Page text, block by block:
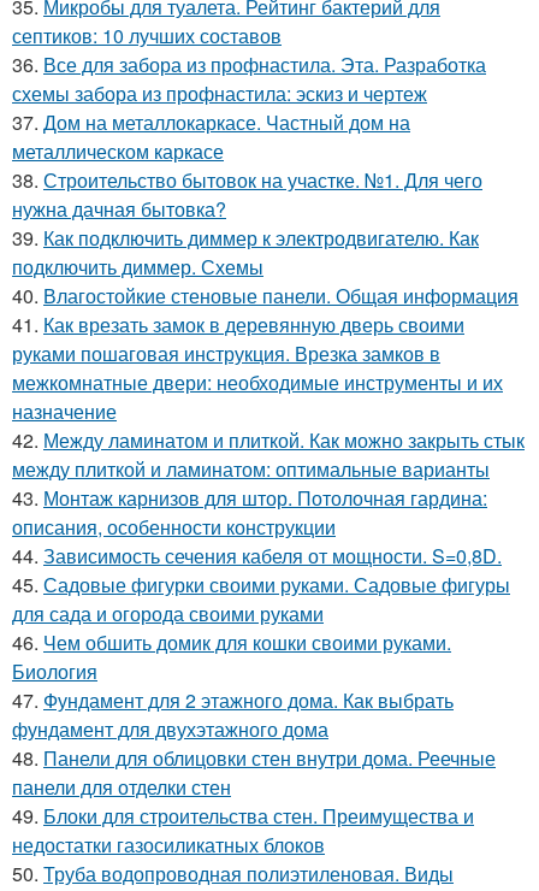
35. Микробы для туалета. Рейтинг бактерий для
септиков: 10 лучших составов
36. Все для забора из профнастила. Эта. Разработка
схемы забора из профнастила: эскиз и чертеж
37. Дом на металлокаркасе. Частный дом на
металлическом каркасе
38. Строительство бытовок на участке. №1. Для чего
нужна дачная бытовка?
39. Как подключить диммер к электродвигателю. Как
подключить диммер. Схемы
40. Влагостойкие стеновые панели. Общая информация
41. Как врезать замок в деревянную дверь своими
руками пошаговая инструкция. Врезка замков в
межкомнатные двери: необходимые инструменты и их
назначение
42. Между ламинатом и плиткой. Как можно закрыть стык
между плиткой и ламинатом: оптимальные варианты
43. Монтаж карнизов для штор. Потолочная гардина:
описания, особенности конструкции
44. Зависимость сечения кабеля от мощности. S=0,8D.
45. Садовые фигурки своими руками. Садовые фигуры
для сада и огорода своими руками
46. Чем обшить домик для кошки своими руками.
Биология
47. Фундамент для 2 этажного дома. Как выбрать
фундамент для двухэтажного дома
48. Панели для облицовки стен внутри дома. Реечные
панели для отделки стен
49. Блоки для строительства стен. Преимущества и
недостатки газосиликатных блоков
50. Труба водопроводная полиэтиленовая. Виды